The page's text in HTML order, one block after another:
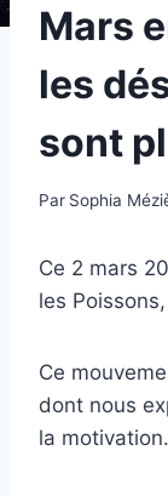
Mars
les
sont
Par Sophia
Ce 2 mars
les
Ce
dont nous
la motivation.